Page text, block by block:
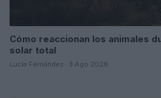
Cómo reaccionan los animales
solar total
Lucía Fernández · 3 Ago 2026